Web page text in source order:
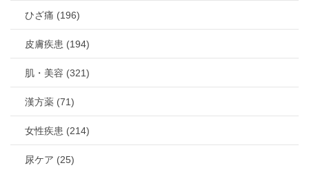
ひざ痛 (196)
皮膚疾患 (194)
肌・美容 (321)
漢方薬 (71)
女性疾患 (214)
尿ケア (25)